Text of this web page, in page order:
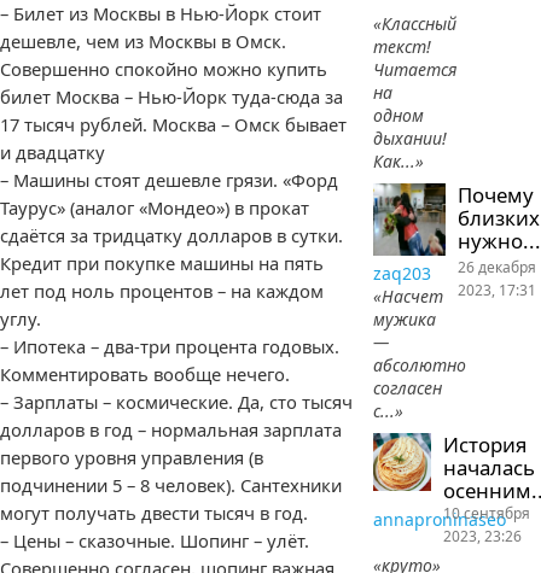
– Билет из Москвы в Нью-Йорк стоит
дешевле, чем из Москвы в Омск.
Совершенно спокойно можно купить
билет Москва – Нью-Йорк туда-сюда за
17 тысяч рублей. Москва – Омск бывает
и двадцатку
– Машины стоят дешевле грязи. «Форд
Таурус» (аналог «Мондео») в прокат
сдаётся за тридцатку долларов в сутки.
Кредит при покупке машины на пять
лет под ноль процентов – на каждом
углу.
– Ипотека – два-три процента годовых.
Комментировать вообще нечего.
– Зарплаты – космические. Да, сто тысяч
долларов в год – нормальная зарплата
первого уровня управления (в
подчинении 5 – 8 человек). Сантехники
могут получать двести тысяч в год.
– Цены – сказочные. Шопинг – улёт.
Совершенно согласен, шопинг важная
«Классный
текст!
Читается
на
одном
дыхании!
Как...»
Почему
близких
нужно...
zaq203
«Насчет
мужика
—
абсолютно
согласен
с...»
26 декабря
2023, 17:31
История
началась
annaproninaseo
«круто»
10 сентября
2023, 23:26